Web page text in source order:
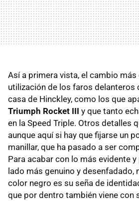
Así a primera vista, el cambio más
utilización de los faros delanteros
casa de Hinckley, como los que
Triumph Rocket III y que tanto
en la Speed Triple. Otros detalles
aunque aquí si hay que fijarse un
manillar, que ha pasado a ser
Para acabar con lo más evidente
lado más genuino y desenfadado,
color negro es su seña de
que por dentro también viene con